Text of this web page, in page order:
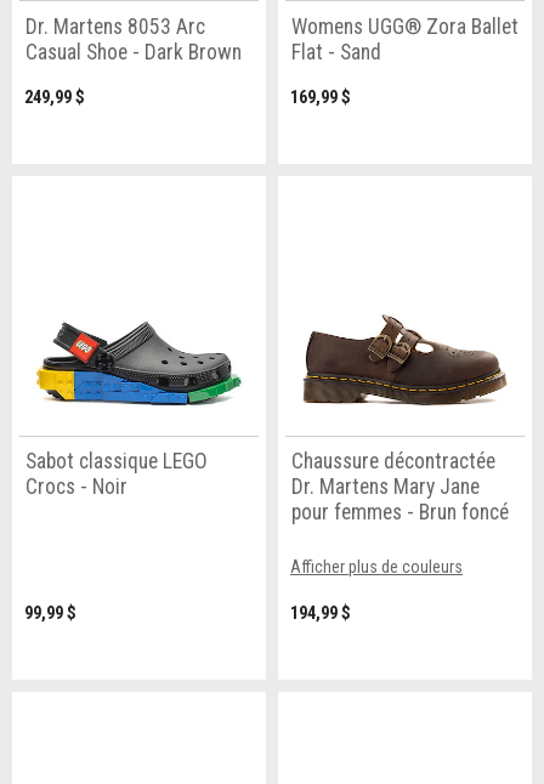
Dr. Martens 8053 Arc
Casual Shoe - Dark Brown
249,99 $
Womens UGG® Zora Ballet
Flat - Sand
169,99 $
Sabot classique LEGO
Crocs - Noir
99,99 $
Chaussure décontractée
Dr. Martens Mary Jane
pour femmes - Brun foncé
Afficher plus de couleurs
194,99 $